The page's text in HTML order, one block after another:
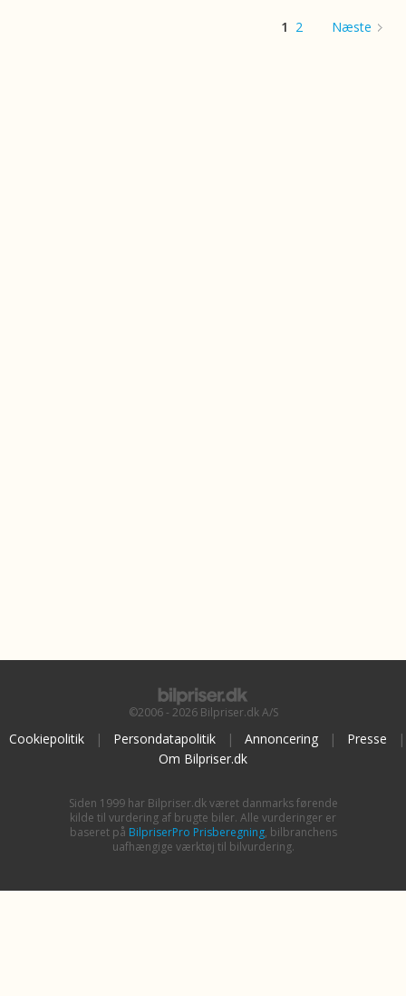
1 2 Næste
©2006 - 2026 Bilpriser.dk A/S
Cookiepolitik | Persondatapolitik | Annoncering | Presse
|
Om Bilpriser.dk
Siden 1999 har Bilpriser.dk været danmarks førende
kilde til vurdering af brugte biler. Alle vurderinger er
baseret på BilpriserPro Prisberegning, bilbranchens
uafhængige værktøj til bilvurdering.